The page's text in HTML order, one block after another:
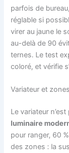
parfois de
réglable si
virer au jaune le
au-delà de 90
ternes. Le test
coloré, et vérifie
Variateur et
Le variateur
luminaire
pour ranger, 60
des zones : la